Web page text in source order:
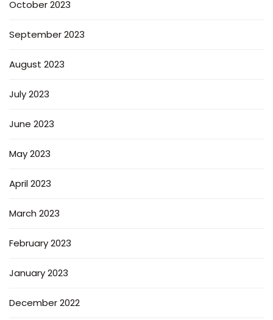
October 2023
September 2023
August 2023
July 2023
June 2023
May 2023
April 2023
March 2023
February 2023
January 2023
December 2022